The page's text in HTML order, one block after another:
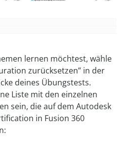
lernen möchtest, wähle
zurücksetzen” in der
deines Übungstests.
Liste mit den einzelnen
sein, die auf dem Autodesk
in Fusion 360